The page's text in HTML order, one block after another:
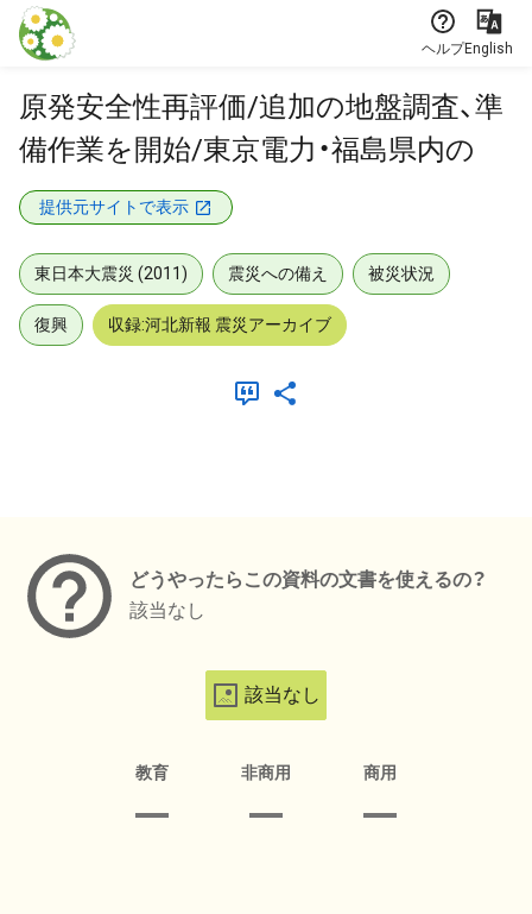
本文に飛ぶ
ヘルプEnglish
原発安全性再評価/追加の地盤調査、準
備作業を開始/東京電力・福島県内の
提供元サイトで表示
東日本大震災 (2011) 震災への備え 被災状況
復興 収録:河北新報 震災アーカイブ
どうやったらこの資料の文書を使えるの？
該当なし
該当なし
教育 非商用 商用